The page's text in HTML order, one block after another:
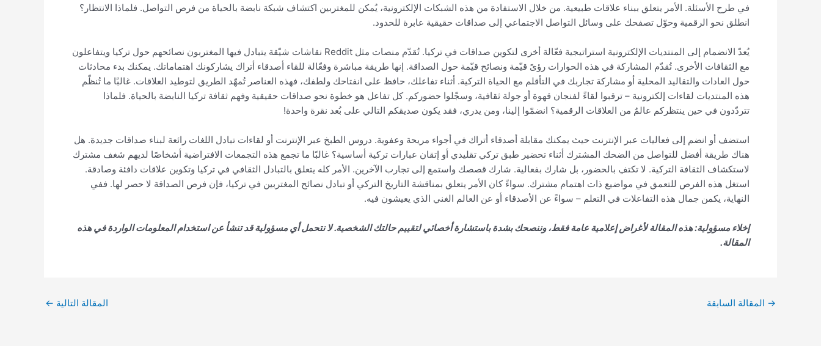
في طرح الأسئلة. الأمر يتعلق ببناء علاقات طبيعية. من خلال الاستفادة من هذه الشبكات الإلكترونية، يُمكن للمغتربين اكتشاف شبكة نابضة بالحياة من فرص التواصل. فلماذا الانتظار؟
انطلق نحو الرقمية وحوّل تصفحك على وسائل التواصل الاجتماعي إلى صداقات حقيقية عابرة للحدود.
يُعدّ الانضمام إلى المنتديات الإلكترونية استراتيجية فعّالة أخرى لتكوين صداقات في تركيا. تُقدّم منصات مثل Reddit نقاشات شيّقة يتبادل فيها المغتربون نصائحهم حول تركيا ويتفاعلون
مع الثقافات الأخرى. تُقدّم المشاركة في هذه الحوارات رؤىً قيّمة ونصائح قيّمة حول الصداقة. إنها طريقة مباشرة وفعّالة للقاء أصدقاء أتراك يشاركونك اهتماماتك. يمكنك بدء محادثات
حول العادات والتقاليد المحلية أو مشاركة تجاربك في التأقلم مع الحياة التركية. أثناء تفاعلك، حافظ على انفتاحك ولطفك، فهذه العناصر تُمهّد الطريق لتوطيد العلاقات. غالبًا ما تُنظّم
هذه المنتديات لقاءات إلكترونية – ترقبوا لقاءً لفنجان قهوة أو جولة ثقافية، وسجّلوا حضوركم. كل تفاعل هو خطوة نحو صداقات حقيقية وفهم ثقافة تركيا النابضة بالحياة. فلماذا
تتردّدون في حين ينتظركم عالمٌ من العلاقات الرقمية؟ انضمّوا إلينا، ومن يدري، فقد يكون صديقكم التالي على بُعد نقرة واحدة!
استضف أو انضم إلى فعاليات عبر الإنترنت حيث يمكنك مقابلة أصدقاء أتراك في أجواء مريحة وعفوية. دروس الطبخ عبر الإنترنت أو لقاءات تبادل اللغات رائعة لبناء صداقات جديدة. هل
هناك طريقة أفضل للتواصل من الضحك المشترك أثناء تحضير طبق تركي تقليدي أو إتقان عبارات تركية أساسية؟ غالبًا ما تجمع هذه التجمعات الافتراضية أشخاصًا لديهم شغف مشترك
لاستكشاف الثقافة التركية. لا تكتفِ بالحضور، بل شارك بفعالية. شارك قصصك واستمع إلى تجارب الآخرين. الأمر كله يتعلق بالتبادل الثقافي في تركيا وتكوين علاقات دافئة وصادقة.
استغل هذه الفرص للتعمق في مواضيع ذات اهتمام مشترك. سواءً كان الأمر يتعلق بمناقشة التاريخ التركي أو تبادل نصائح المغتربين في تركيا، فإن فرص الصداقة لا حصر لها. ففي
النهاية، يكمن جمال هذه التفاعلات في التعلم – سواءً عن الأصدقاء أو عن العالم الغني الذي يعيشون فيه.
إخلاء مسؤولية: هذه المقالة لأغراض إعلامية عامة فقط، وننصحك بشدة باستشارة أخصائي لتقييم حالتك الشخصية. لا نتحمل أي مسؤولية قد تنشأ عن استخدام المعلومات الواردة في هذه
المقالة.
→ المقالة السابقة المقالة التالية ←